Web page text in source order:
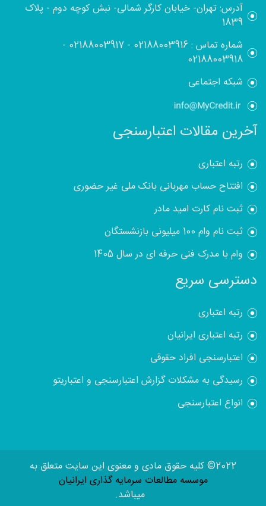
آدرس: تهران- خیابان کارگر شمالی- نبش کوچه دوم - پلاک
1839
شماره تماس :02188003916
-
02188003917
-
02188003918
شبکه اجتماعی
آخرین مقالات اعتبارسنجی
رتبه اعتباری
افتتاح حساب مهربانی بانک ملی غیر حضوری
ثبت نام کارت امید مادر
ثبت نام وام 100 میلیونی بازنشستگان
وام با مدرک فنی حرفه ای در سال 1405
دسترسی سریع
رتبه اعتباری
رتبه اعتباری ایرانیان
اعتبارسنجی افراد حقوقی
رسیدگی به مشکلات گزارش اعتبارسنجی و اعتباریتو
انواع اعتبارسنجی
2022© کلیه حقوق مادی و معنوی این سایت متعلق به
موسسه مطالعات سرمایه گذاری ایرانیان
میباشد.